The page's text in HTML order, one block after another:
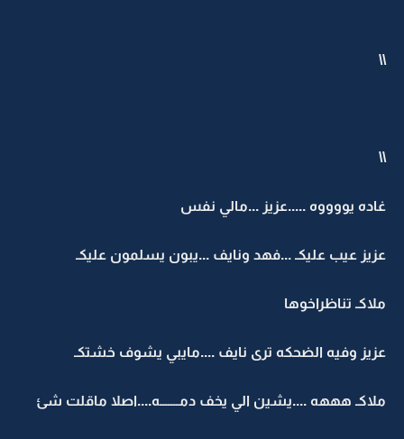
\\
\\
غاده يووووه .....عزيز ...مالي نفس
عزيز عيب عليكـ ...فهد ونايف ...يبون يسلمون عليكـ
ملاكـ تناظراخوها
عزيز وفيه الضحكه ترى نايف ....مايبي يشوف خشتكـ
ملاكـ هههه ....يشين الي يخف دمـــــــه....اصلا ماقلت شئ